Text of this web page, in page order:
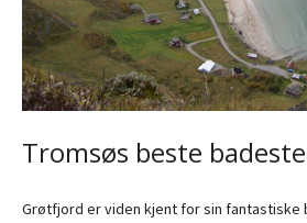
Tromsøs beste
Grøtfjord er viden kjent for sin fantastiske